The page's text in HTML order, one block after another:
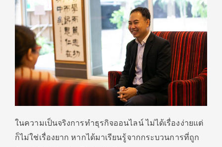
ในความเป็นจริงการทำธุรกิจออนไลน์ ไม่ได้เรื่องง่ายแต่
ก็ไม่ใช่เรื่องยาก หากได้มาเรียนรู้จากกระบวนการที่ถูก